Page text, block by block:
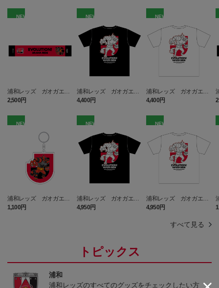
NEW
浦和レッズ ガオガエン
タオルマフラー
2,500円
NEW
浦和レッズ ガオガエン
キーホルダー
1,100円
NEW
浦和レッズ ガオガエン
Tシャツ BLACK キッズ
4,400円
NEW
浦和レッズ ガオガエン
Tシャツ BLACK
4,950円
NEW
浦和レッズ ガオガエン
Tシャツ WHITE キッズ
4,400円
NEW
浦和レッズ ガオガエン
Tシャツ WHITE
4,950円
すべて見る
トピックス
浦和
浦和レッズのすべてのグッズをチェックしたい方